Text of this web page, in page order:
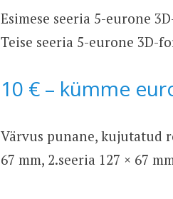
Esimese seeria 5-eurone
Teise seeria 5-eurone 3D-
10 € – kümme
Värvus punane, kujutatud
67 mm, 2.seeria 127 × 67